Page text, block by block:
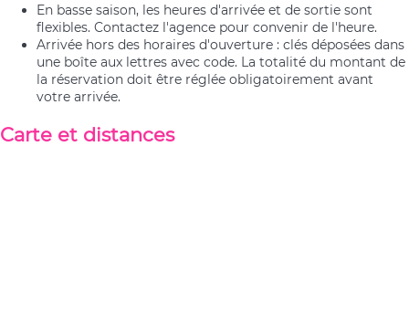
En basse saison, les heures d'arrivée et de sortie sont
flexibles. Contactez l'agence pour convenir de l'heure.
Arrivée hors des horaires d'ouverture : clés déposées dans
une boîte aux lettres avec code. La totalité du montant de
la réservation doit être réglée obligatoirement avant
votre arrivée.
Carte et distances